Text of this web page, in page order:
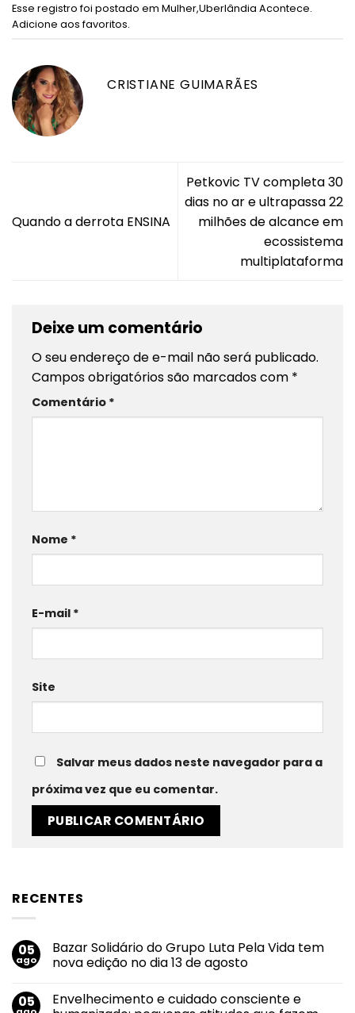
Esse registro foi postado em Mulher,Uberlândia Acontece.
Adicione aos favoritos.
CRISTIANE GUIMARÃES
Quando a derrota ENSINA
Petkovic TV completa 30
dias no ar e ultrapassa 22
milhões de alcance em
ecossistema
multiplataforma
Deixe um comentário
O seu endereço de e-mail não será publicado.
Campos obrigatórios são marcados com *
Comentário *
Nome *
E-mail *
Site
Salvar meus dados neste navegador para a
próxima vez que eu comentar.
RECENTES
05
ago
Bazar Solidário do Grupo Luta Pela Vida tem
nova edição no dia 13 de agosto
em
Bazar
05
Envelhecimento e cuidado consciente e